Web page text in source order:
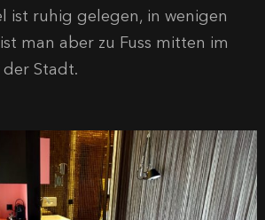
ist ruhig gelegen, in wenigen
man aber zu Fuss mitten im
Stadt.